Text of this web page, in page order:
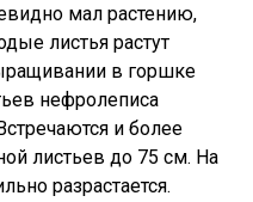
мал растению,
листья растут
в горшке
нефролеписа
и более
листьев до 75 см. На
разрастается.